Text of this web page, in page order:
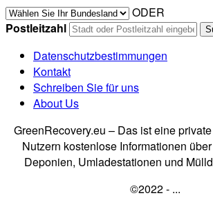
ODER
Postleitzahl
Datenschutzbestimmungen
Kontakt
Schreiben Sie für uns
About Us
GreenRecovery.eu – Das ist eine
Nutzern kostenlose Informationen
Deponien, Umladestationen und
©2022 - ...